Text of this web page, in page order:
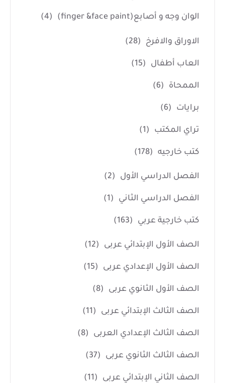
الوان وجه و أصابع(finger &face paint) (4)
الاوراق والافرخ (28)
العاب أطفال (15)
الممحاة (6)
برايات (6)
تراي المكتب (1)
كتب خارجيه (178)
الفصل الدراسي الأول (2)
الفصل الدراسي الثاني (1)
كتب خارجية عربي (163)
الصف الأول الإبتدائي عربى (12)
الصف الأول الإعدادي عربى (15)
الصف الأول الثانوي عربى (8)
الصف الثالث الإبتدائي عربى (11)
الصف الثالث الإعدادي العربى (8)
الصف الثالث الثانوي عربى (37)
الصف الثاني الإبتدائي عربى (11)